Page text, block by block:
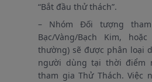
“Bắt đầu thử thách”.
– Nhóm Đối tượng
Bạc/Vàng/Bạch Kim,
thường) sẽ được phân loại
người dùng tại thời điểm
tham gia Thử Thách. Việc